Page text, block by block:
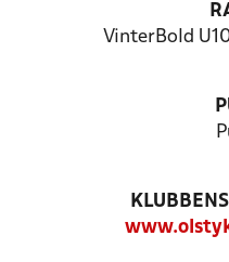
VinterBold